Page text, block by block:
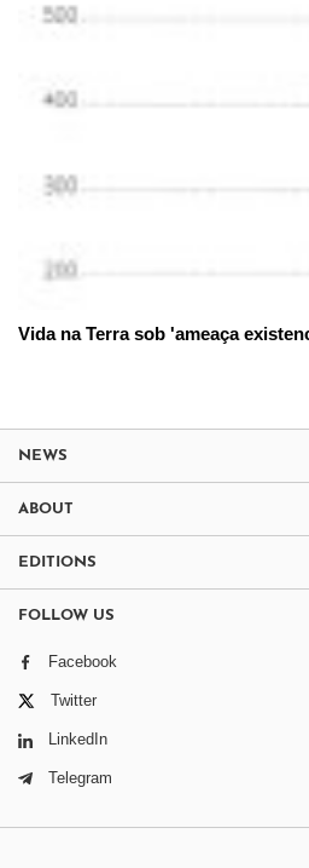
Vida na Terra sob 'ameaça
NEWS
ABOUT
EDITIONS
FOLLOW US
Facebook
Twitter
LinkedIn
Telegram